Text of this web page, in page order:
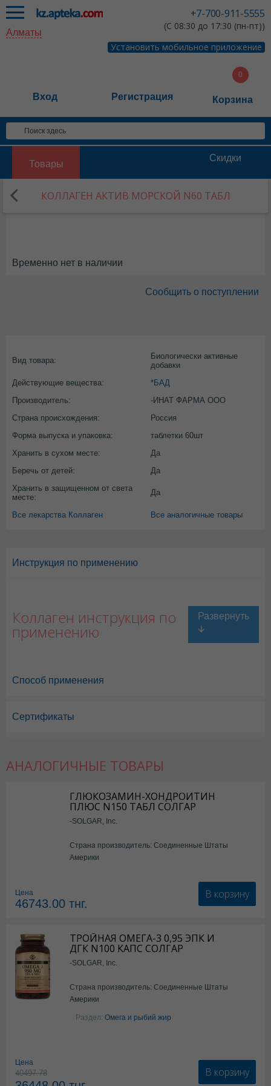
+7-700-911-5555
(С 08:30 до 17:30 (пн-пт))
Установить мобильное приложение
Алматы
Вход Регистрация Корзина
Товары
Скидки
КОЛЛАГЕН АКТИВ МОРСКОЙ N60 ТАБЛ
Временно нет в наличии
Сообщить о поступлении
Вид товара:
Биологически активные
добавки
Действующие вещества:
*БАД
Производитель:
-ИНАТ ФАРМА ООО
Страна происхождения:
Россия
Форма выпуска и упаковка:
таблетки 60шт
Хранить в сухом месте:
Да
Беречь от детей:
Да
Хранить в защищенном от света
месте:
Да
Все лекарства Коллаген Все аналогичные товары
Инструкция по применению
Коллаген инструкция по
применению
Способ применения
Сертификаты
АНАЛОГИЧНЫЕ ТОВАРЫ
ГЛЮКОЗАМИН-ХОНДРОИТИН
ПЛЮС N150 ТАБЛ СОЛГАР
-SOLGAR, Inc.
Страна производитель: Соединенные Штаты
Америки
Цена
46743.00 тнг.
В корзину
ТРОЙНАЯ ОМЕГА-3 0,95 ЭПК И
ДГК N100 КАПС СОЛГАР
-SOLGAR, Inc.
Страна производитель: Соединенные Штаты
Америки
Раздел: Омега и рыбий жир
Цена
40497.78 В корзину